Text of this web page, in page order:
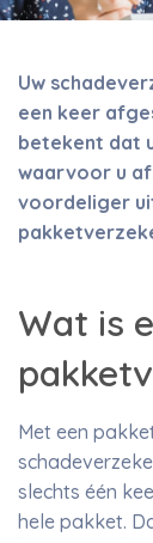
Uw
een keer
betekent dat
waarvoor u
voordeliger
Wat is
Met een
slechts één
hele pakket.